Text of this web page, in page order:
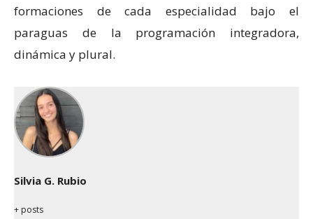
formaciones de cada especialidad bajo el
paraguas de la programación integradora,
dinámica y plural.
Silvia G. Rubio
+ posts